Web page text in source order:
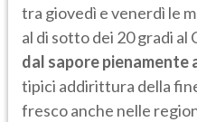
tra giovedì e venerdì le
al di sotto dei 20 gradi
dal sapore pienamente
tipici addirittura della
fresco anche nelle